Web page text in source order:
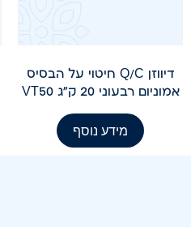
דיווזן Q/C חיטוי על הבסיס
אמוניום רבעוני 20 ק"ג VT50
מידע נוסף